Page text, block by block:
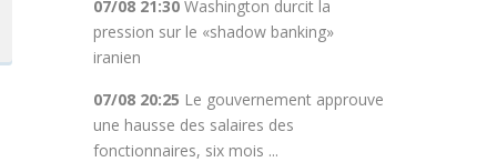
07/08 21:30Washington durcit la
pression sur le «shadow banking»
iranien
07/08 20:25 Le gouvernement approuve
une hausse des salaires des
fonctionnaires, six mois ...